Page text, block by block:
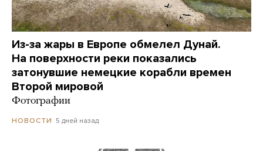
Из-за жары в Европе обмелел Дунай.
На поверхности реки показались
затонувшие немецкие корабли времен
Второй мировой
Фотографии
НОВОСТИ 5 дней назад